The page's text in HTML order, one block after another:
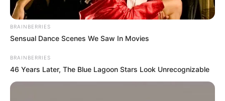
💠 A ausência de repasse do valor aos profissionais em 2025;
💠 A orientação do MPT para que os sindicatos ingressem com
execução da sentença;
BRAINBERRIES
Sensual Dance Scenes We Saw In Movies
BRAINBERRIES
46 Years Later, The Blue Lagoon Stars Look Unrecognizable